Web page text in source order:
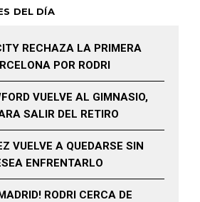
DEL DÍA
RECHAZA LA PRIMERA
POR RODRI
VUELVE AL GIMNASIO,
SALIR DEL RETIRO
VUELVE A QUEDARSE SIN
ENFRENTARLO
RODRI CERCA DE